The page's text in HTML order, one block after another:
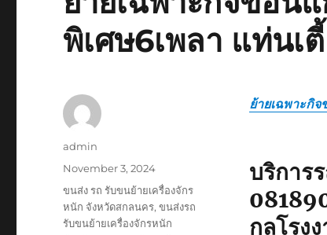
พิเศษ6เพลา แท่นเ
ย้ายเฉพาะกิ
บริการ
กลโรง
Author
admin
Posted
November 3, 2024
Tags
ขนส่ง รถ รับขนย้ายเครื่องจักร
หนัก จังหวัดสกลนคร,ขนส่งรถ
รับขนย้ายเครื่องจักรหนัก